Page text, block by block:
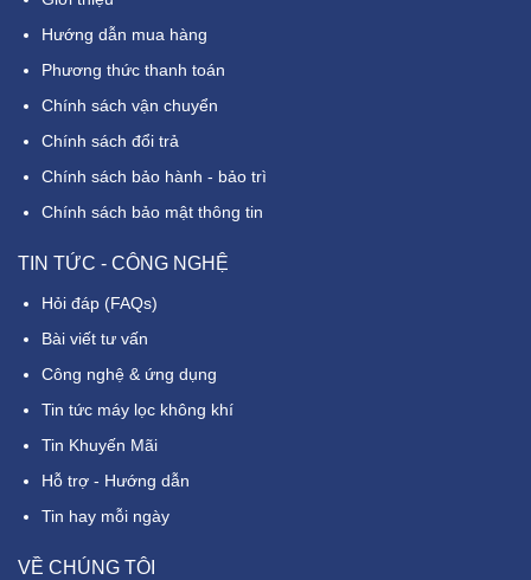
Hướng dẫn mua hàng
Phương thức thanh toán
Chính sách vận chuyển
Chính sách đổi trả
Chính sách bảo hành - bảo trì
Chính sách bảo mật thông tin
TIN TỨC - CÔNG NGHỆ
Hỏi đáp (FAQs)
Bài viết tư vấn
Công nghệ & ứng dụng
Tin tức máy lọc không khí
Tin Khuyến Mãi
Hỗ trợ - Hướng dẫn
Tin hay mỗi ngày
VỀ CHÚNG TÔI